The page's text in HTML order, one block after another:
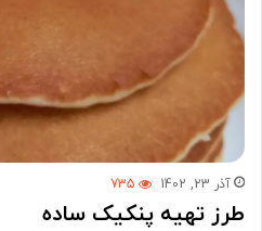
آذر 23, 1402 735
طرز تهیه پنکیک ساده